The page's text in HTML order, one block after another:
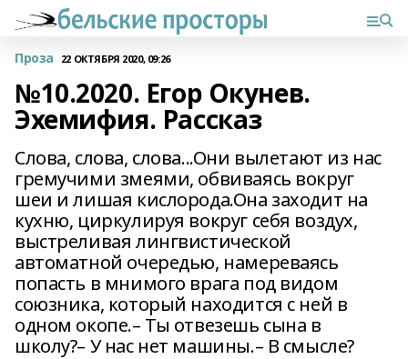
Проза 22 ОКТЯБРЯ 2020, 09:26
№10.2020. Егор Окунев.
Эхемифия. Рассказ
Слова, слова, слова...Они вылетают из нас
гремучими змеями, обвиваясь вокруг
шеи и лишая кислорода.Она заходит на
кухню, циркулируя вокруг себя воздух,
выстреливая лингвистической
автоматной очередью, намереваясь
попасть в мнимого врага под видом
союзника, который находится с ней в
одном окопе.– Ты отвезешь сына в
школу?– У нас нет машины.– В смысле?